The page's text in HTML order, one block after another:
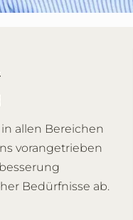
allen Bereichen
vorangetrieben
Bedürfnisse ab.